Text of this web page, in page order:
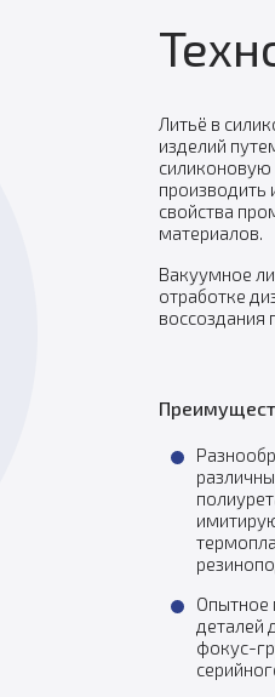
Литьё в
изделий
производить
свойства
материалов.
Вакуумное
отработке
воссоздания
Опытное
деталей
фокус-